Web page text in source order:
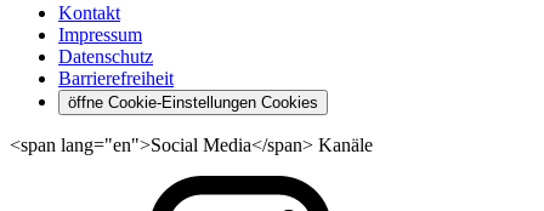
Kontakt
Impressum
Datenschutz
Barrierefreiheit
öffne Cookie-Einstellungen Cookies
<span lang="en">Social Media</span> Kanäle